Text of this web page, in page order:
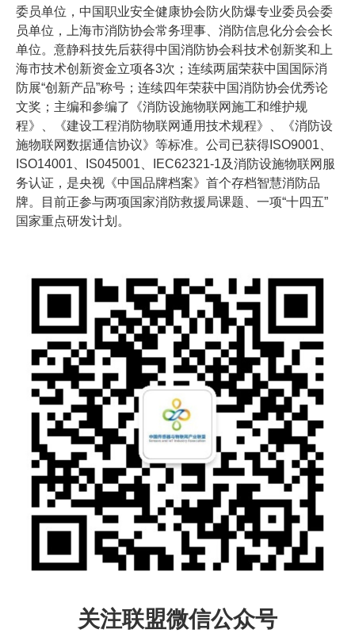
委员单位，中国职业安全健康协会防火防爆专业委员会委
员单位，上海市消防协会常务理事、消防信息化分会会长
单位。意静科技先后获得中国消防协会科技术创新奖和上
海市技术创新资金立项各3次；连续两届荣获中国国际消
防展“创新产品”称号；连续四年荣获中国消防协会优秀论
文奖；主编和参编了《消防设施物联网施工和维护规
程》、《建设工程消防物联网通用技术规程》、《消防设
施物联网数据通信协议》等标准。公司已获得ISO9001、
ISO14001、IS045001、IEC62321-1及消防设施物联网服
务认证，是央视《中国品牌档案》首个存档智慧消防品
牌。目前正参与两项国家消防救援局课题、一项“十四五”
国家重点研发计划。
关注联盟微信公众号